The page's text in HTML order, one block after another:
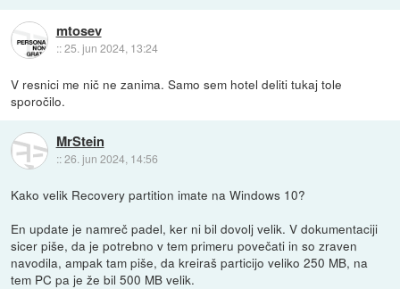
mtosev
::25. jun 2024, 13:24
V resnici me nič ne zanima. Samo sem hotel deliti tukaj tole
sporočilo.
MrStein
::26. jun 2024, 14:56
Kako velik Recovery partition imate na Windows 10?
En update je namreč padel, ker ni bil dovolj velik. V dokumentaciji
sicer piše, da je potrebno v tem primeru povečati in so zraven
navodila, ampak tam piše, da kreiraš particijo veliko 250 MB, na
tem PC pa je že bil 500 MB velik.